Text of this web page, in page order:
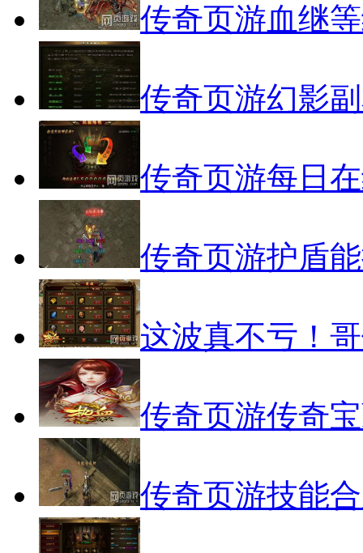
传奇页游血继
传奇页游幻影
传奇页游每日
传奇页游护盾
这波真不亏！
传奇页游传奇
传奇页游技能